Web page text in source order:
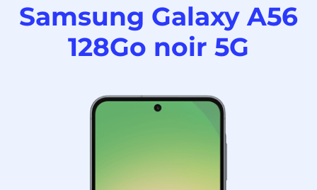
Samsung Galaxy A56
128Go noir 5G